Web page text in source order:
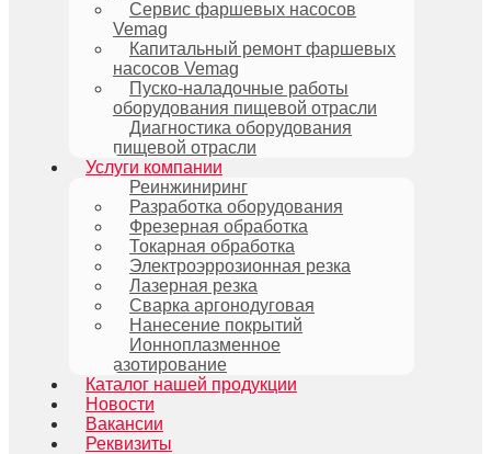
Сервис фаршевых насосов
Vemag
Капитальный ремонт фаршевых
насосов Vemag
Пуско-наладочные работы
оборудования пищевой отрасли
Диагностика оборудования
пищевой отрасли
Услуги компании
Реинжиниринг
Разработка оборудования
Фрезерная обработка
Токарная обработка
Электроэррозионная резка
Лазерная резка
Сварка аргонодуговая
Нанесение покрытий
Ионноплазменное
азотирование
Каталог нашей продукции
Новости
Вакансии
Реквизиты